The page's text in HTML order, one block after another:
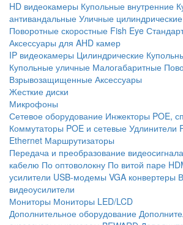
HD видеокамеры Купольные внутренние
антивандальные Уличные цилиндрические
Поворотные скоростные Fish Eye
Аксессуары для AHD камер
IP видеокамеры Цилиндрические
Купольные уличные Малогабаритные
Взрывозащищенные Аксессуары
Жесткие диски
Микрофоны
Сетевое оборудование Инжекторы POE,
Коммутаторы POE и сетевые Удлинители
Ethernet Маршрутизаторы
Передача и преобразование видеосигнала
кабелю По оптоволокну По витой паре
усилители USB-модемы VGA конвертеры
видеоусилители
Мониторы Мониторы LED/LCD
Дополнительное оборудование